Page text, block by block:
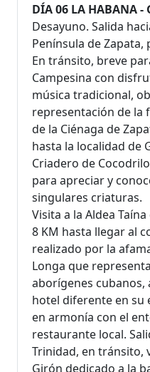
DÍA 06 LA HABANA -
Desayuno. Salida
Península de
En tránsito, breve
Campesina con
música tradicional,
representación de la
de la Ciénaga de
hasta la localidad de
Criadero de
para apreciar y
singulares criaturas.
Visita a la Aldea
8 KM hasta llegar al
realizado por la
Longa que
aborígenes cubanos,
hotel diferente en su
en armonía con el
restaurante local.
Trinidad, en tránsito,
Girón dedicado a la